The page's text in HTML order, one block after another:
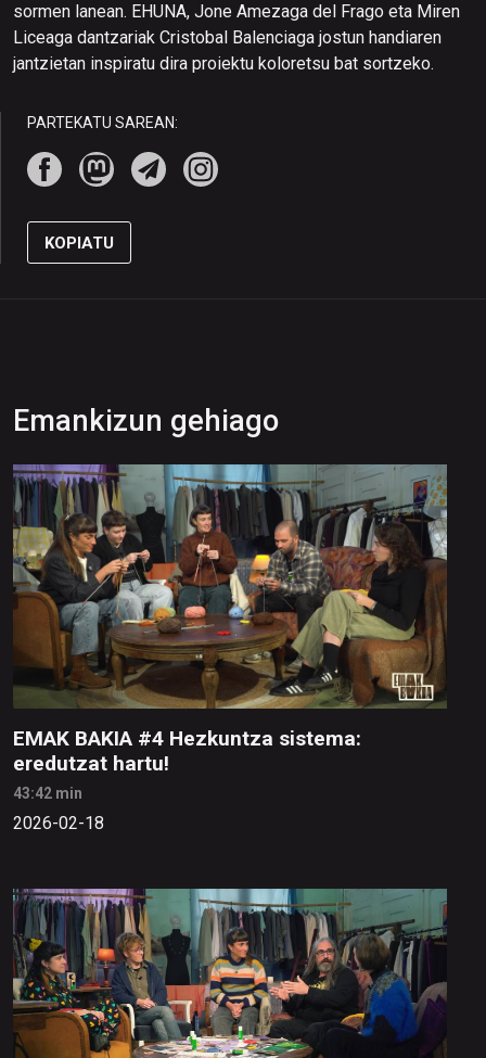
sormen lanean. EHUNA, Jone Amezaga del Frago eta Miren
Liceaga dantzariak Cristobal Balenciaga jostun handiaren
jantzietan inspiratu dira proiektu koloretsu bat sortzeko.
PARTEKATU SAREAN:
KOPIATU
Emankizun gehiago
EMAK BAKIA #4 Hezkuntza sistema:
eredutzat hartu!
43:42 min
2026-02-18